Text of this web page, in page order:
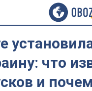
что
и